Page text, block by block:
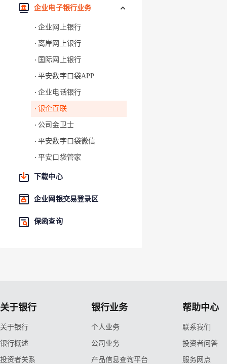
企业电子银行业务
企业网上银行
离岸网上银行
国际网上银行
平安数字口袋APP
企业电话银行
银企直联
公司金卫士
平安数字口袋微信
平安口袋管家
下载中心
企业网银交易登录区
保函查询
关于银行
关于银行
银行概述
投资者关系
银行业务
个人业务
公司业务
产品信息查询平台
帮助中心
联系我们
投资者问答
服务网点